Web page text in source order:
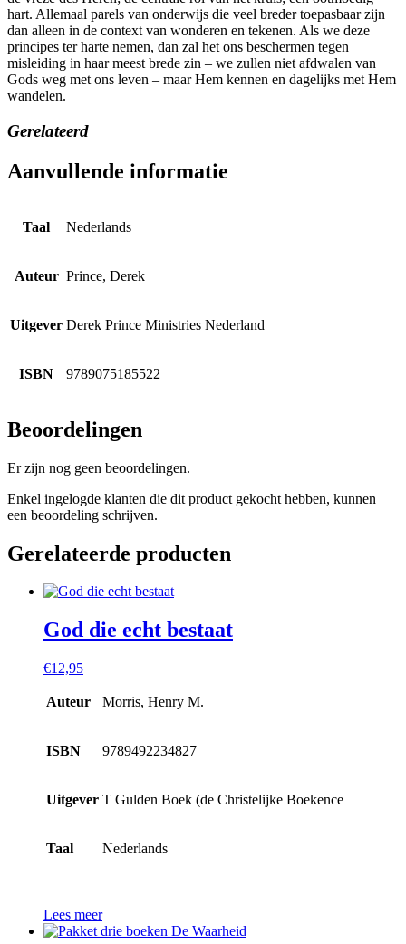
hart. Allemaal parels van onderwijs die veel breder toepasbaar zijn
dan alleen in de context van wonderen en tekenen. Als we deze
principes ter harte nemen, dan zal het ons beschermen tegen
misleiding in haar meest brede zin – we zullen niet afdwalen van
Gods weg met ons leven – maar Hem kennen en dagelijks met Hem
wandelen.
Gerelateerd
Aanvullende informatie
Taal Nederlands
Auteur Prince, Derek
Uitgever Derek Prince Ministries Nederland
ISBN 9789075185522
Beoordelingen
Er zijn nog geen beoordelingen.
Enkel ingelogde klanten die dit product gekocht hebben, kunnen
een beoordeling schrijven.
Gerelateerde producten
God die echt bestaat
€12,95
Auteur Morris, Henry M.
ISBN 9789492234827
Uitgever T Gulden Boek (de Christelijke Boekence
Taal Nederlands
Lees meer